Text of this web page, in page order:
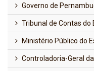
Governo de
Tribunal de Contas do
Ministério Público do
Controladoria-Geral